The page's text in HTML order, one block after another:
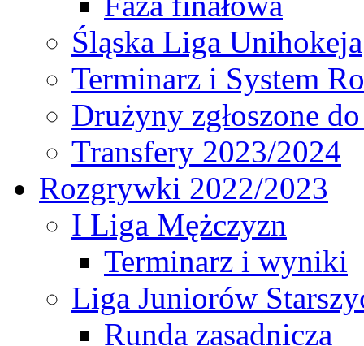
Śląska Liga Unihokeja
Terminarz i System
Drużyny zgłoszone
Transfery 2023/2024
Rozgrywki 2022/2023
I Liga Mężczyzn
Terminarz i wyniki
Liga Juniorów
Runda zasadnicza